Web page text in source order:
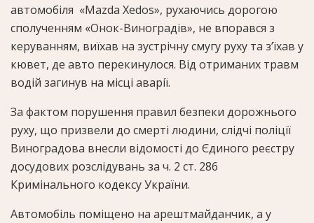
автомобіля «Mazda Хedos», рухаючись дорогою
сполученням «Онок-Виноградів», не впорався з
керуванням, виїхав на зустрічну смугу руху та зʼїхав у
кювет, де авто перекинулося. Від отриманих травм
водій загинув на місці аварії.
За фактом порушення правил безпеки дорожнього
руху, що призвели до смерті людини, слідчі поліції
Виноградова внесли відомості до Єдиного реєстру
досудових розслідувань за ч. 2 ст. 286
Кримінального кодексу України.
Автомобіль поміщено на арештмайданчик, а у